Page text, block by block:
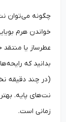
چگونه می‌توان
خواندن هرم بویایی
عطرساز یا منتقد
بدانید که رایحه‌ها
(در چند دقیقه
نت‌های پایه. بهترین
زمانی است.